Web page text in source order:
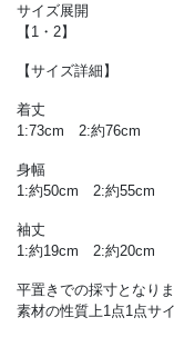
サイズ展開
【1・2】
【サイズ詳細】
着丈
1:73cm 2:約76cm
身幅
1:約50cm 2:約55cm
袖丈
1:約19cm 2:約20cm
平置きでの採寸となりま
素材の性質上1点1点サ